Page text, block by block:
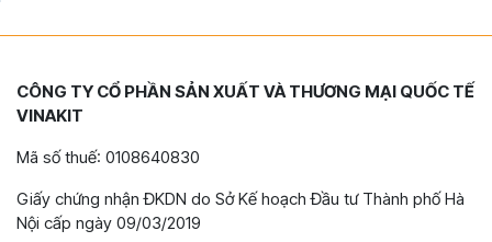
CÔNG TY CỔ PHẦN SẢN XUẤT VÀ THƯƠNG MẠI QUỐC TẾ
VINAKIT
Mã số thuế: 0108640830
Giấy chứng nhận ĐKDN do Sở Kế hoạch Đầu tư Thành phố Hà
Nội cấp ngày 09/03/2019